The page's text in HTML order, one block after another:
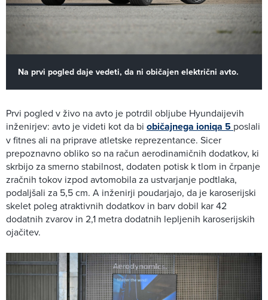
Na prvi pogled daje vedeti, da ni običajen električni avto.
Prvi pogled v živo na avto je potrdil obljube Hyundaijevih
inženirjev: avto je videti kot da bi običajnega ioniqa 5 poslali
v fitnes ali na priprave atletske reprezentance. Sicer
prepoznavno obliko so na račun aerodinamičnih dodatkov, ki
skrbijo za smerno stabilnost, dodaten potisk k tlom in črpanje
zračnih tokov izpod avtomobila za ustvarjanje podtlaka,
podaljšali za 5,5 cm. A inženirji poudarjajo, da je karoserijski
skelet poleg atraktivnih dodatkov in barv dobil kar 42
dodatnih zvarov in 2,1 metra dodatnih lepljenih karoserijskih
ojačitev.